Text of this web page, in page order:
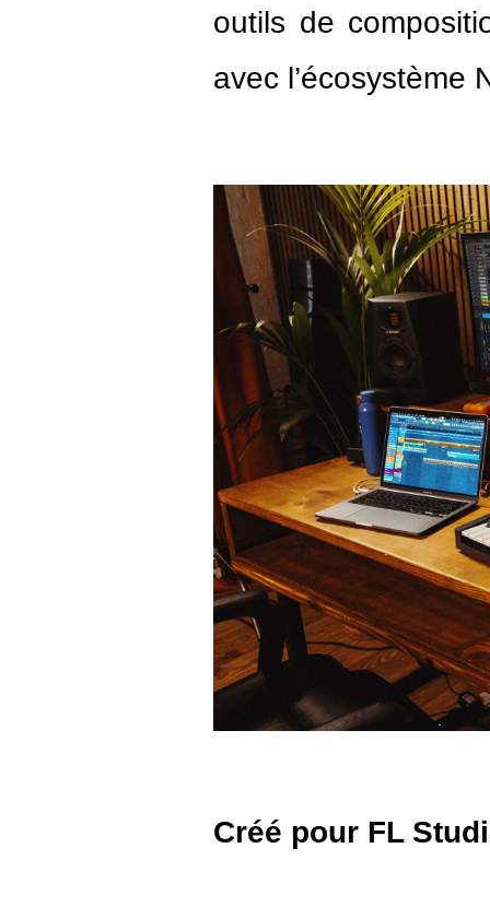
outils de
avec l’écosystème
Créé pour FL